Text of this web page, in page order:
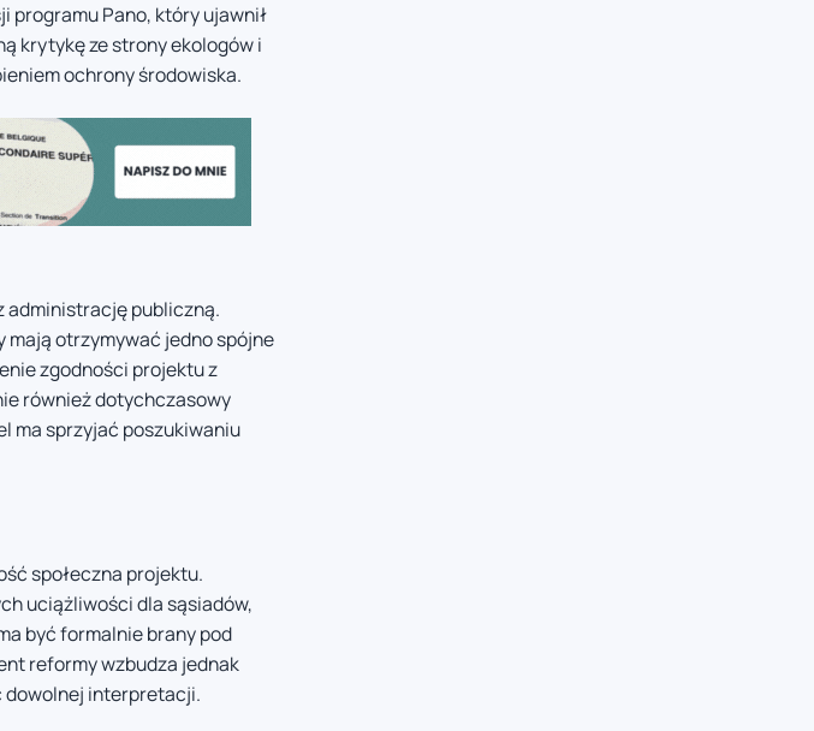
programu Pano, który ujawnił
krytykę ze strony ekologów i
ochrony środowiska.
administrację publiczną.
otrzymywać jedno spójne
zgodności projektu z
również dotychczasowy
ma sprzyjać poszukiwaniu
społeczna projektu.
uciążliwości dla sąsiadów,
być formalnie brany pod
reformy wzbudza jednak
dowolnej interpretacji.